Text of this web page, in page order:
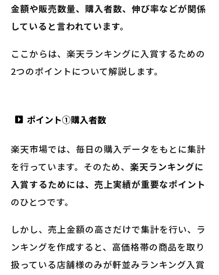
金額や販売数量、購入者数、伸び率などが関係
していると言われています。
ここからは、楽天ランキングに入賞するための
2つのポイントについて解説します。
ポイント①購入者数
楽天市場では、毎日の購入データをもとに集計
を行っています。そのため、楽天ランキングに
入賞するためには、売上実績が重要なポイント
のひとつです。
しかし、売上金額の高さだけで集計を行い、ラ
ンキングを作成すると、高価格帯の商品を取り
扱っている店舗様のみが軒並みランキング入賞